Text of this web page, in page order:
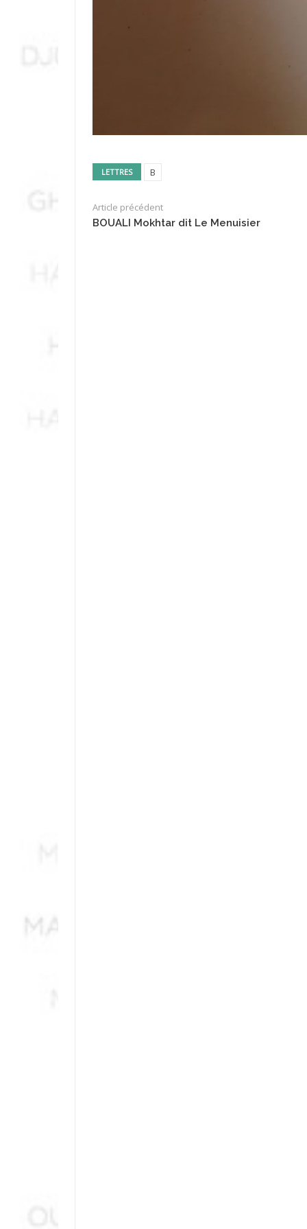
LETTRES B
Article précédent
BOUALI Mokhtar dit Le Menuisier